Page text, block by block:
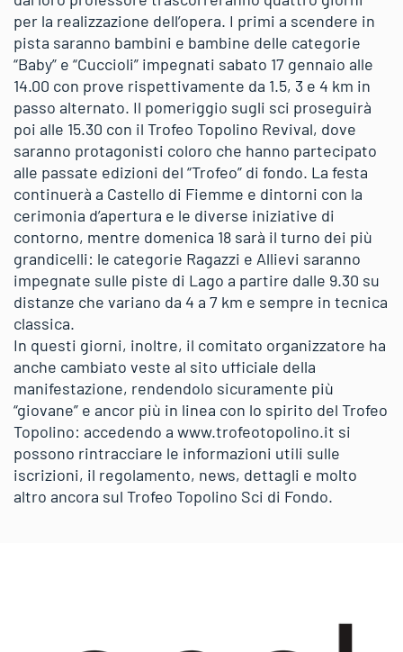
per la realizzazione dell’opera. I primi a scendere in
pista saranno bambini e bambine delle categorie
“Baby” e “Cuccioli” impegnati sabato 17 gennaio alle
14.00 con prove rispettivamente da 1.5, 3 e 4 km in
passo alternato. Il pomeriggio sugli sci proseguirà
poi alle 15.30 con il Trofeo Topolino Revival, dove
saranno protagonisti coloro che hanno partecipato
alle passate edizioni del “Trofeo” di fondo. La festa
continuerà a Castello di Fiemme e dintorni con la
cerimonia d’apertura e le diverse iniziative di
contorno, mentre domenica 18 sarà il turno dei più
grandicelli: le categorie Ragazzi e Allievi saranno
impegnate sulle piste di Lago a partire dalle 9.30 su
distanze che variano da 4 a 7 km e sempre in tecnica
classica.
In questi giorni, inoltre, il comitato organizzatore ha
anche cambiato veste al sito ufficiale della
manifestazione, rendendolo sicuramente più
“giovane” e ancor più in linea con lo spirito del Trofeo
Topolino: accedendo a www.trofeotopolino.it si
possono rintracciare le informazioni utili sulle
iscrizioni, il regolamento, news, dettagli e molto
altro ancora sul Trofeo Topolino Sci di Fondo.